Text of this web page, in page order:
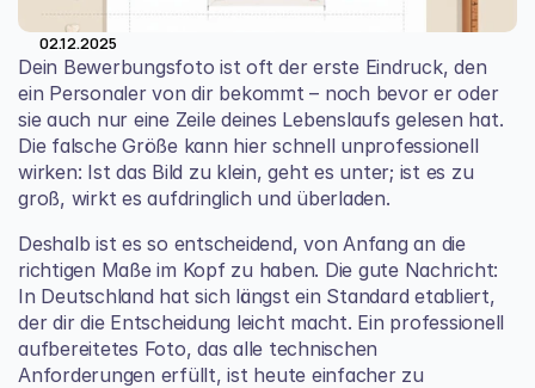
02.12.2025
Dein Bewerbungsfoto ist oft der erste Eindruck, den
ein Personaler von dir bekommt – noch bevor er oder
sie auch nur eine Zeile deines Lebenslaufs gelesen hat.
Die falsche Größe kann hier schnell unprofessionell
wirken: Ist das Bild zu klein, geht es unter; ist es zu
groß, wirkt es aufdringlich und überladen.
Deshalb ist es so entscheidend, von Anfang an die
richtigen Maße im Kopf zu haben. Die gute Nachricht:
In Deutschland hat sich längst ein Standard etabliert,
der dir die Entscheidung leicht macht. Ein professionell
aufbereitetes Foto, das alle technischen
Anforderungen erfüllt, ist heute einfacher zu